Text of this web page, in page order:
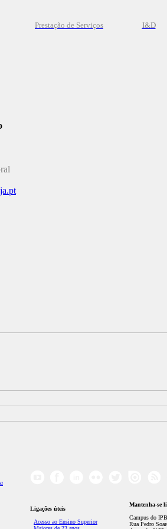
Prestação de Serviços I&D
Ligações úteis
Acesso ao Ensino Superior
Mantenha-se
Campus do
Rua Pedro